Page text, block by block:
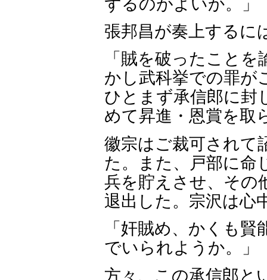
張邦昌が奏上するに
「賊を破ったこと
かし武科挙での罪が
ひとまず承信郎に封
めて昇進・恩賞を取
徽宗はご裁可されて
た。また、戸部に命
兵を貯えさせ、その
退出した。宗沢は心
「奸賊め、かくも
でいられようか。」
方々、この承信郎と